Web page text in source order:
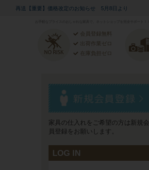
再送【重要】価格改定のお知らせ 5月8日より
会員登録無料
出荷作業ゼロ
在庫負担ゼロ
家具の仕入れをご希望の方は新規会
員登録をお願いします。
LOG IN